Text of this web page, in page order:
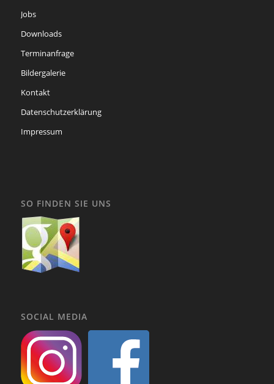
Jobs
Downloads
Terminanfrage
Bildergalerie
Kontakt
Datenschutzerklärung
Impressum
SO FINDEN SIE UNS
SOCIAL MEDIA